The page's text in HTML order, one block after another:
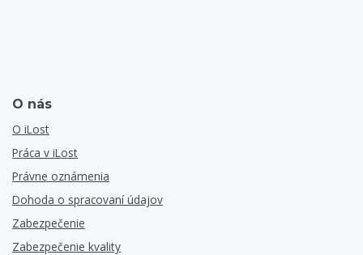
O nás
O iLost
Práca v iLost
Právne oznámenia
Dohoda o spracovaní údajov
Zabezpečenie
Zabezpečenie kvality